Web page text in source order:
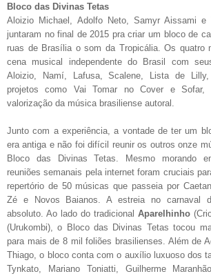
Bloco das Divinas Tetas
Aloizio Michael, Adolfo Neto, Samyr Aissami e
juntaram no final de 2015 pra criar um bloco de
ruas de Brasília o som da Tropicália. Os quatro
cena musical independente do Brasil com
Aloizio, Namí, Lafusa, Scalene, Lista de
projetos como Vai Tomar no Cover e
valorização da música brasiliense autoral.
Junto com a experiência, a vontade de ter um
era antiga e não foi difícil reunir os outros onze
Bloco das Divinas Tetas. Mesmo morando
reuniões semanais pela internet foram cruciais
repertório de 50 músicas que passeia por
Zé e Novos Baianos. A estreia no carnaval
absoluto. Ao lado do tradicional Aparelhinho
(Urukombi), o Bloco das Divinas Tetas tocou
para mais de 8 mil foliões brasilienses. Além de
Thiago, o bloco conta com o auxílio luxuoso dos
Tynkato, Mariano Toniatti, Guilherme